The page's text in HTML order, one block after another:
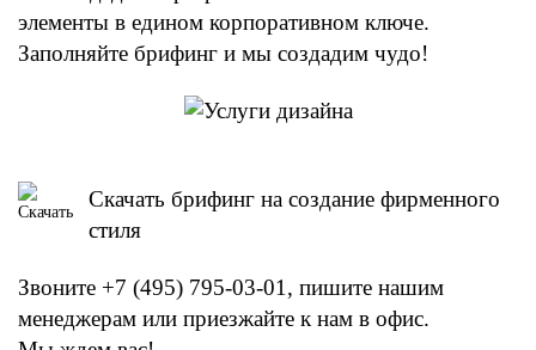
элементы в едином корпоративном ключе.
Заполняйте брифинг и мы создадим чудо!
Скачать брифинг на создание фирменного
стиля
Звоните +7 (495) 795-03-01, пишите нашим
менеджерам или приезжайте к нам в офис.